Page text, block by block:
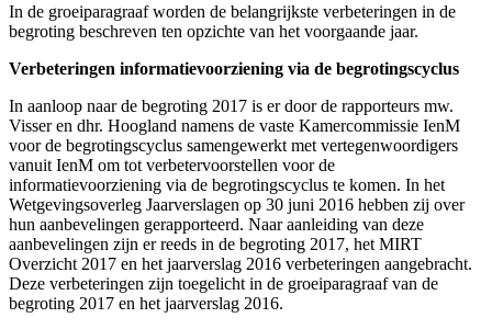
In de groeiparagraaf worden de belangrijkste verbeteringen in de
begroting beschreven ten opzichte van het voorgaande jaar.
Verbeteringen informatievoorziening via de begrotingscyclus
In aanloop naar de begroting 2017 is er door de rapporteurs mw.
Visser en dhr. Hoogland namens de vaste Kamercommissie IenM
voor de begrotingscyclus samengewerkt met vertegenwoordigers
vanuit IenM om tot verbetervoorstellen voor de
informatievoorziening via de begrotingscyclus te komen. In het
Wetgevingsoverleg Jaarverslagen op 30 juni 2016 hebben zij over
hun aanbevelingen gerapporteerd. Naar aanleiding van deze
aanbevelingen zijn er reeds in de begroting 2017, het MIRT
Overzicht 2017 en het jaarverslag 2016 verbeteringen aangebracht.
Deze verbeteringen zijn toegelicht in de groeiparagraaf van de
begroting 2017 en het jaarverslag 2016.